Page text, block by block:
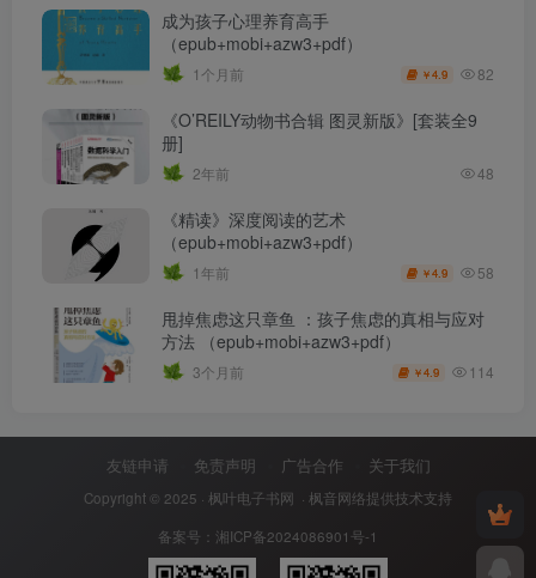
成为孩子心理养育高手
（epub+mobi+azw3+pdf）
1个月前 ￥4.9 82
《O’REILY动物书合辑 图灵新版》[套装全9
册]
2年前 48
《精读》深度阅读的艺术
（epub+mobi+azw3+pdf）
1年前 ￥4.9 58
甩掉焦虑这只章鱼 ：孩子焦虑的真相与应对
方法 （epub+mobi+azw3+pdf）
3个月前 ￥4.9 114
友链申请 免责声明 广告合作 关于我们
Copyright © 2025 · 枫叶电子书网 · 枫音网络提供技术支持
备案号： 湘ICP备2024086901号-1